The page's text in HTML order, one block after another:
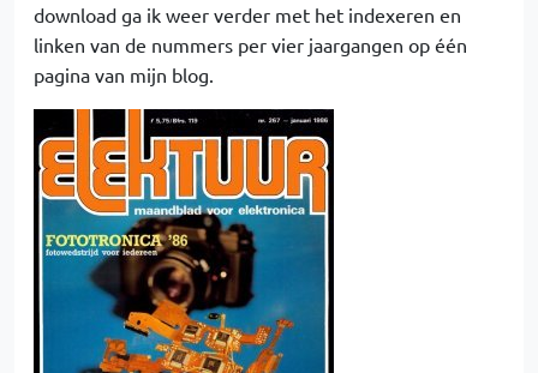
download ga ik weer verder met het indexeren en
linken van de nummers per vier jaargangen op één
pagina van mijn blog.